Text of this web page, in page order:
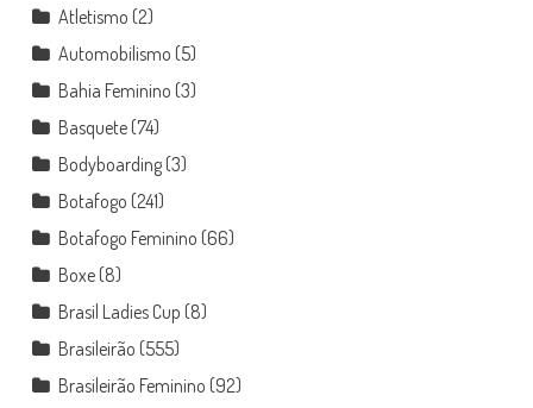
Atletismo (2)
Automobilismo (5)
Bahia Feminino (3)
Basquete(74)
Bodyboarding(3)
Botafogo (241)
Botafogo Feminino (66)
Boxe(8)
Brasil Ladies Cup (8)
Brasileirão (555)
Brasileirão Feminino (92)